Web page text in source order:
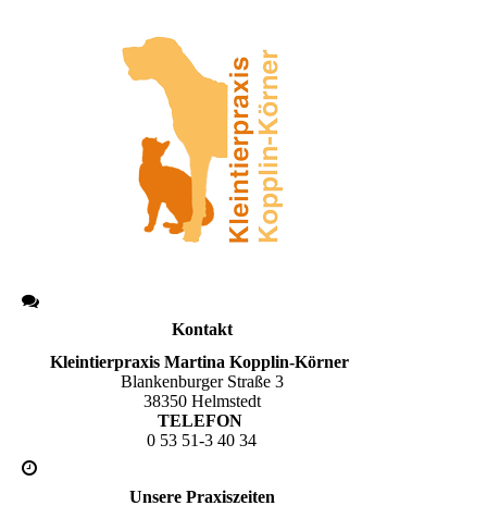
Kontakt
Kleintierpraxis Martina Kopplin-Körner
Blankenburger Straße 3
38350 Helmstedt
TELEFON
0 53 51-3 40 34
Unsere Praxiszeiten